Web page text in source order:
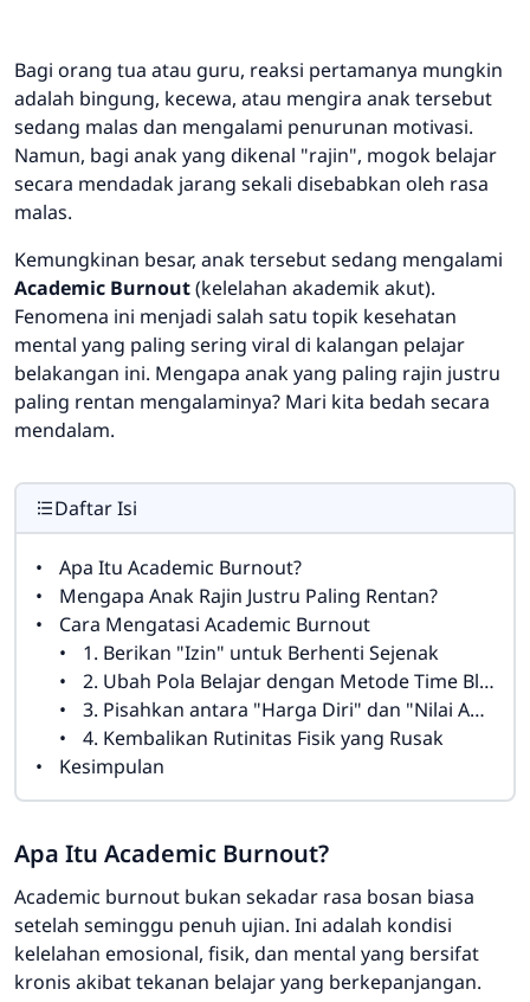
Bagi orang tua atau guru, reaksi pertamanya mungkin
adalah bingung, kecewa, atau mengira anak tersebut
sedang malas dan mengalami penurunan motivasi.
Namun, bagi anak yang dikenal "rajin", mogok belajar
secara mendadak jarang sekali disebabkan oleh rasa
malas.
Kemungkinan besar, anak tersebut sedang mengalami
Academic Burnout(kelelahan akademik akut).
Fenomena ini menjadi salah satu topik kesehatan
mental yang paling sering viral di kalangan pelajar
belakangan ini. Mengapa anak yang paling rajin justru
paling rentan mengalaminya? Mari kita bedah secara
mendalam.
Daftar Isi
Apa Itu Academic Burnout?
Mengapa Anak Rajin Justru Paling Rentan?
Cara Mengatasi Academic Burnout
1. Berikan "Izin" untuk Berhenti Sejenak
2. Ubah Pola Belajar dengan Metode Time Blocking & Istirahat Berkualitas
3. Pisahkan antara "Harga Diri" dan "Nilai Akademik"
4. Kembalikan Rutinitas Fisik yang Rusak
Kesimpulan
Apa Itu Academic Burnout?
Academic burnout bukan sekadar rasa bosan biasa
setelah seminggu penuh ujian. Ini adalah kondisi
kelelahan emosional, fisik, dan mental yang bersifat
kronis akibat tekanan belajar yang berkepanjangan.